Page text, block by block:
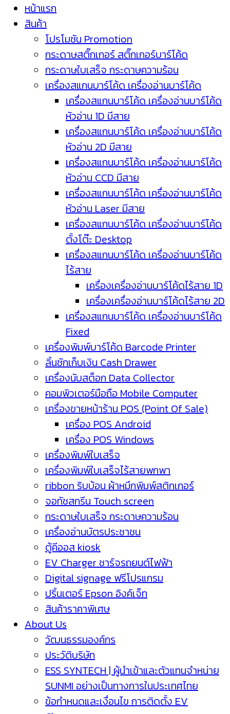
หน้าแรก
สินค้า
โปรโมชัน Promotion
กระดาษสติ๊กเกอร์ สติ๊กเกอร์บาร์โค้ด
กระดาษใบเสร็จ กระดาษความร้อน
เครื่องสแกนบาร์โค้ด เครื่องอ่านบาร์โค้ด
เครื่องสแกนบาร์โค้ด เครื่องอ่านบาร์โค้ด
หัวอ่าน 1D มีสาย
เครื่องสแกนบาร์โค้ด เครื่องอ่านบาร์โค้ด
หัวอ่าน 2D มีสาย
เครื่องสแกนบาร์โค้ด เครื่องอ่านบาร์โค้ด
หัวอ่าน CCD มีสาย
เครื่องสแกนบาร์โค้ด เครื่องอ่านบาร์โค้ด
หัวอ่าน Laser มีสาย
เครื่องสแกนบาร์โค้ด เครื่องอ่านบาร์โค้ด
ตั้งโต๊ะ Desktop
เครื่องสแกนบาร์โค้ด เครื่องอ่านบาร์โค้ด
ไร้สาย
เครื่องเครื่องอ่านบาร์โค้ดไร้สาย 1D
เครื่องเครื่องอ่านบาร์โค้ดไร้สาย 2D
เครื่องสแกนบาร์โค้ด เครื่องอ่านบาร์โค้ด
Fixed
เครื่องพิมพ์บาร์โค้ด Barcode Printer
ลิ้นชักเก็บเงิน Cash Drawer
เครื่องนับสต็อก Data Collector
คอมพิวเตอร์มือถือ Mobile Computer
เครื่องขายหน้าร้าน POS (Point Of Sale)
เครื่อง POS Android
เครื่อง POS Windows
เครื่องพิมพ์ใบเสร็จ
เครื่องพิมพ์ใบเสร็จไร้สายพกพา
ribbon ริบบ้อน ผ้าหมึกพิมพ์สติกเกอร์
จอทัชสกรีน Touch screen
กระดาษใบเสร็จ กระดาษความร้อน
เครื่องอ่านบัตรประชาชน
ตู้คีออส kiosk
EV Charger ชาร์จรถยนต์ไฟฟ้า
Digital signage ฟรีโปรแกรม
ปริ้นเตอร์ Epson อิงค์เจ็ท
สินค้าราคาพิเศษ
About Us
วัฒนธรรมองค์กร
ประวัติบริษัท
ESS SYNTECH | ผู้นำเข้าและตัวแทนจำหน่าย
SUNMI อย่างเป็นทางการในประเทศไทย
ข้อกำหนดและเงื่อนไข การติดตั้ง EV